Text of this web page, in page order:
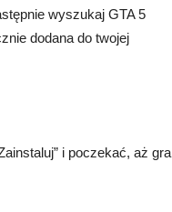
wyszukaj GTA 5
dodana do twojej
i poczekać, aż gra